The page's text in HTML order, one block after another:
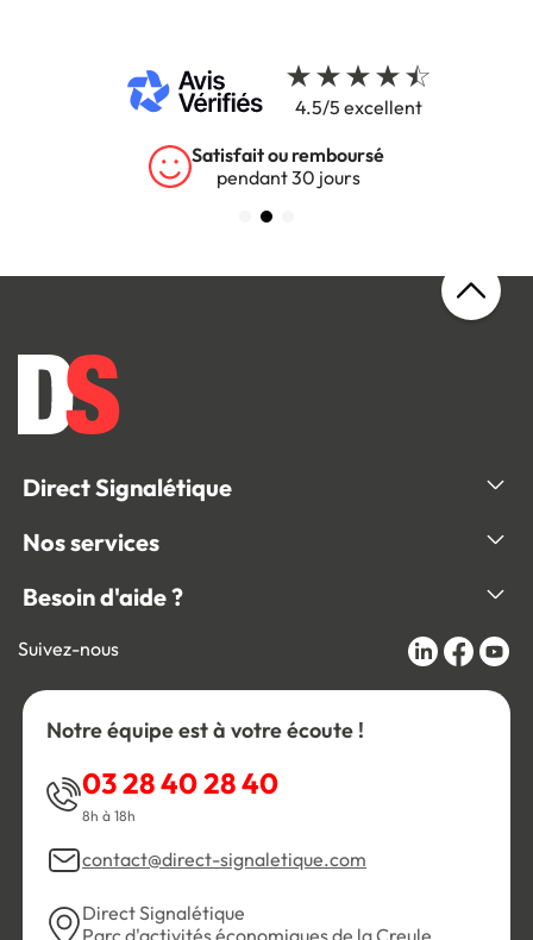
4.5/5 excellent
Satisfait ou remboursé
pendant 30 jours
Direct Signalétique
Nos services
Besoin d'aide ?
Suivez-nous
Notre équipe est à votre écoute !
03 28 40 28 40
8h à 18h
contact@direct-signaletique.com
Direct Signalétique
Parc d'activités économiques de la Creule